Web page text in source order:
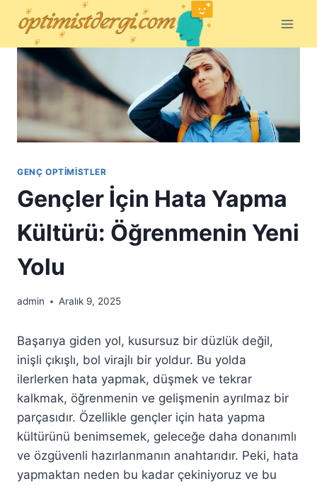
content
GENÇ OPTIMISTLER
Gençler İçin Hata Yapma
Kültürü: Öğrenmenin Yeni
Yolu
admin Aralık 9, 2025
Başarıya giden yol, kusursuz bir düzlük değil,
inişli çıkışlı, bol virajlı bir yoldur. Bu yolda
ilerlerken hata yapmak, düşmek ve tekrar
kalkmak, öğrenmenin ve gelişmenin ayrılmaz bir
parçasıdır. Özellikle gençler için hata yapma
kültürünü benimsemek, geleceğe daha donanımlı
ve özgüvenli hazırlanmanın anahtarıdır. Peki, hata
yapmaktan neden bu kadar çekiniyoruz ve bu